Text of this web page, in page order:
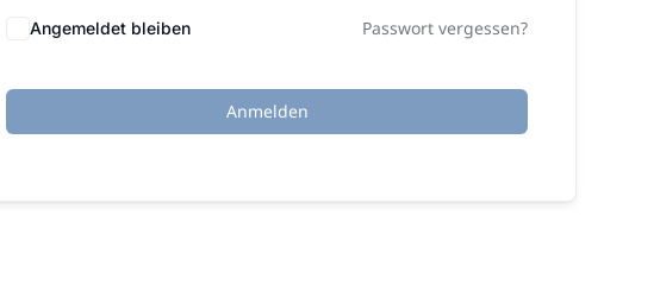
Angemeldet bleiben Passwort vergessen?
Anmelden